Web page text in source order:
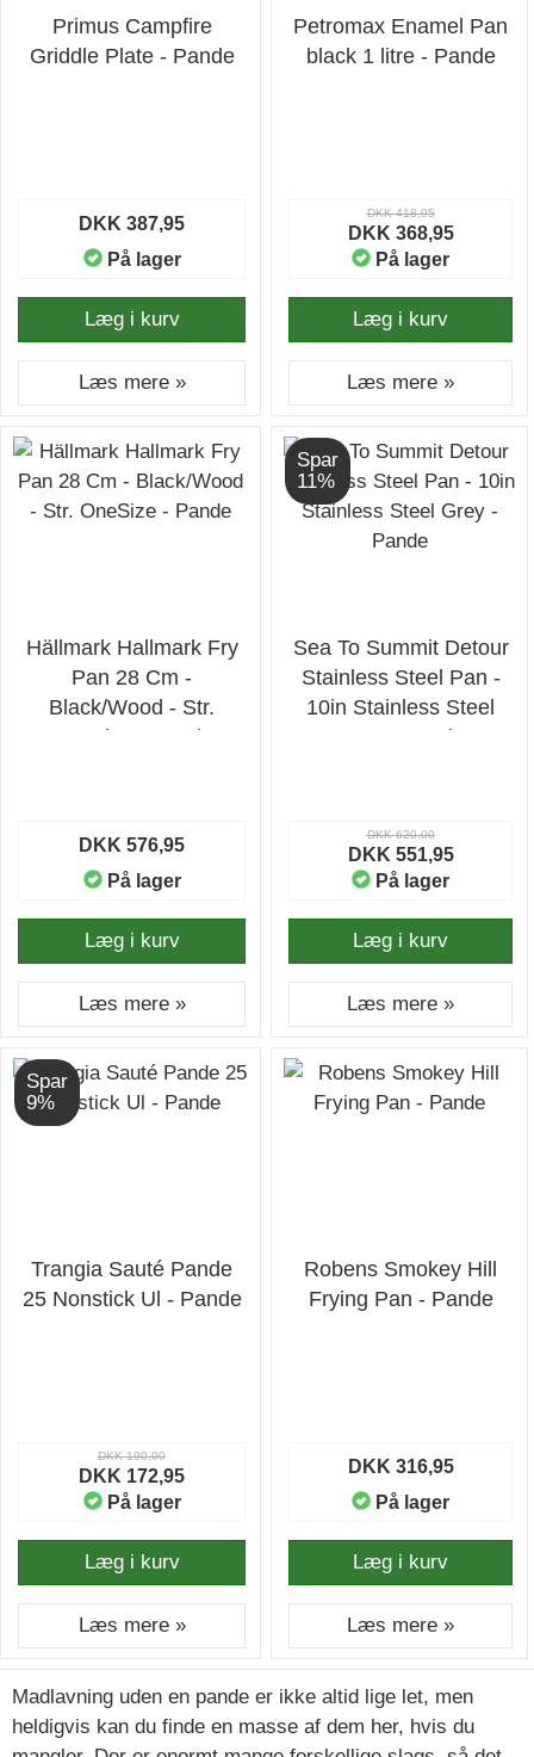
Primus Campfire
Griddle Plate - Pande
DKK 387,95
På lager
Læg i kurv
Læs mere »
Petromax Enamel Pan
black 1 litre - Pande
DKK 418,95
DKK 368,95
På lager
Læg i kurv
Læs mere »
Hällmark Hallmark Fry
Pan 28 Cm -
Black/Wood - Str.
OneSize - Pande
DKK 576,95
På lager
Læg i kurv
Læs mere »
Spar
11%
Sea To Summit Detour
Stainless Steel Pan -
10in Stainless Steel
Grey - Pande
DKK 620,00
DKK 551,95
På lager
Læg i kurv
Læs mere »
Spar
9%
Trangia Sauté Pande
25 Nonstick Ul - Pande
DKK 190,00
DKK 172,95
På lager
Læg i kurv
Læs mere »
Robens Smokey Hill
Frying Pan - Pande
DKK 316,95
På lager
Læg i kurv
Læs mere »
Madlavning uden en pande er ikke altid lige let, men
heldigvis kan du finde en masse af dem her, hvis du